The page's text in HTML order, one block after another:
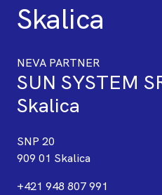
Skalica
NEVA PARTNER
SUN SYSTEM
Skalica
SNP 20
909 01 Skalica
+421 948 807 991